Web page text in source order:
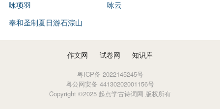
咏项羽
咏云
奉和圣制夏日游石淙山
作文网 试卷网 知识库
粤ICP备 2022145245号
粤公网安备 44130202001156号
Copyright ©2025 起点学古诗词网 版权所有